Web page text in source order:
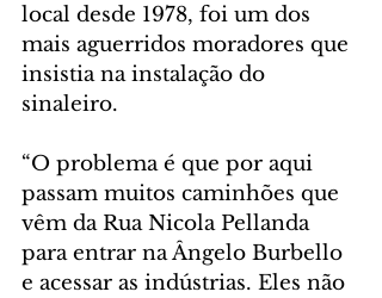
local desde 1978, foi um dos
mais aguerridos moradores que
insistia na instalação do
sinaleiro.
“O problema é que por aqui
passam muitos caminhões que
vêm da Rua Nicola Pellanda
para entrar na Ângelo Burbello
e acessar as indústrias. Eles não